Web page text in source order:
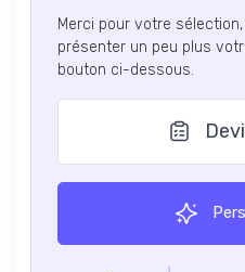
Merci pour votre
présenter un peu plus
bouton ci-dessous.